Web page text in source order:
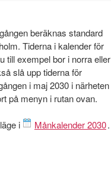
beräknas standard
Tiderna i kalender för
till exempel bor i norra eller
slå upp tiderna för
i maj 2030 i närheten
på menyn i rutan ovan.
i Månkalender 2030.